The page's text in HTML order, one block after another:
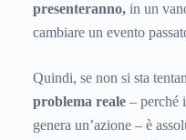
presenteranno, in un
cambiare un evento
Quindi, se non si sta
problema reale – perché
genera un’azione – è